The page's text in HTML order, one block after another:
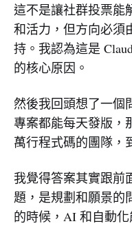
這不是讓社群投票能
和活力，但方向必須
持。我認為這是
的核心原因。
然後我回頭想了一個
專案都能每天發版，
萬行程式碼的團隊，
我覺得答案其實跟
題，是規劃和願景的
的時候，AI 和自動